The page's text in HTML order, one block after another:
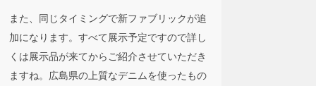
また、同じタイミングで新ファブリックが追
加になります。すべて展示予定ですので詳し
くは展示品が来てからご紹介させていただき
ますね。広島県の上質なデニムを使ったもの